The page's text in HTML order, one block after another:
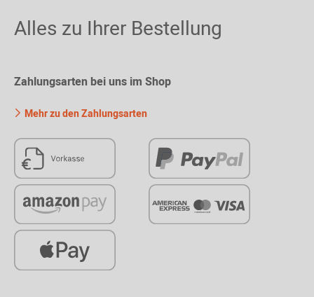
Alles zu Ihrer Bestellung
Zahlungsarten bei uns im Shop
Mehr zu den Zahlungsarten